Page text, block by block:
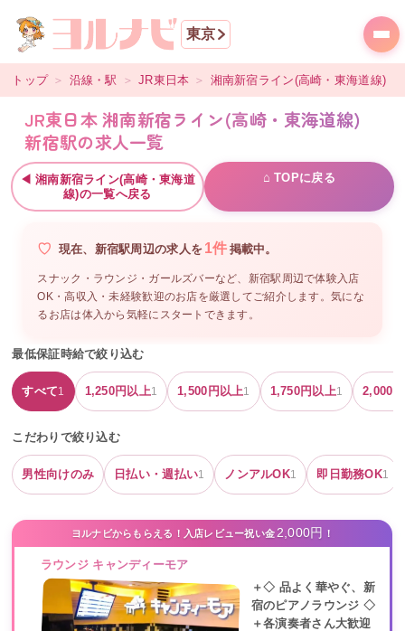
東京
トップ ＞ 沿線・駅 ＞ JR東日本 ＞ 湘南新宿ライン(高崎・東海道線)
JR東日本 湘南新宿ライン(高崎・東海道線)
新宿駅の求人一覧
◀湘南新宿ライン(高崎・東海道
線)の一覧へ戻る
⌂ TOPに戻る
現在、 新宿駅周辺の求人を 1件 掲載中。
スナック・ラウンジ・ガールズバーなど、 新宿駅周辺で体験入店
OK・高収入・未経験歓迎のお店を厳選してご紹介します。気にな
るお店は体入から気軽にスタートできます。
最低保証時給で絞り込む
すべて1 1,250円以上1 1,500 円以上1 1,750円以上1 2,000
こだわりで絞り込む
男性向けのみ 日払い・週払い1 ノンアルOK1 即日勤務OK1
ヨルナビからもらえる！入店レビュー祝い金2,000円 ！
ラウンジ キャンディーモア
＋◇ 品よく華やぐ、新
宿のピアノラウンジ ◇
＋各演奏者さん大歓迎